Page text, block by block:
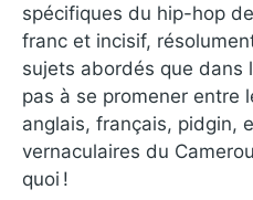
spécifiques du hip-hop
franc et incisif,
sujets abordés que dans
pas à se promener entre
anglais, français, pidgin,
vernaculaires du
quoi !